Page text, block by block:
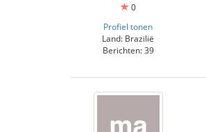
0
Profiel tonen
Land: Brazilië
Berichten: 39